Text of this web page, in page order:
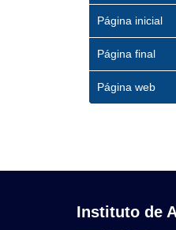
Página inicial
Página final
Página web
Instituto de